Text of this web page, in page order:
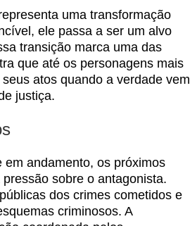
uma transformação
ele passa a ser um alvo
transição marca uma das
que até os personagens mais
atos quando a verdade vem
justiça.
andamento, os próximos
sobre o antagonista.
dos crimes cometidos e
criminosos. A